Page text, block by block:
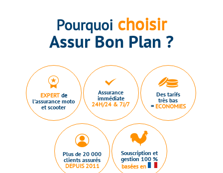
Pourquoi choisir
Assur Bon Plan ?
EXPERTde
l’assurance moto
et scooter
Assurance
immédiate
24H/24 & 7J/7
Des tarifs
très bas
= ECONOMIES
Plus de 20 000
clients assurés
DEPUIS 2011
Souscription et
gestion 100 %
basées en